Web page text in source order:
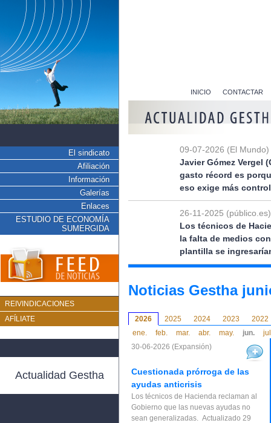
El sindicato
Afiliación
Información
Galerías
Enlaces
ESTUDIO DE ECONOMÍA
SUMERGIDA
REIVINDICACIONES
AFÍLIATE
Actualidad Gestha
INICIO CONTACTAR
09-07-2026 (El Mundo)
Javier Gómez Vergel
gasto récord es
eso exige más
26-11-2025 (público.es)
Los técnicos de
la falta de medios
plantilla se
Noticias Gestha
2026 2025 2024 2023
2022
ene.
feb. mar. abr. may. jun.
30-06-2026 (Expansión)
Cuestionada prórroga de las
ayudas anticrisis
Los técnicos de Hacienda reclaman al
Gobierno que las nuevas ayudas no
sean generalizadas. Actualizado 29